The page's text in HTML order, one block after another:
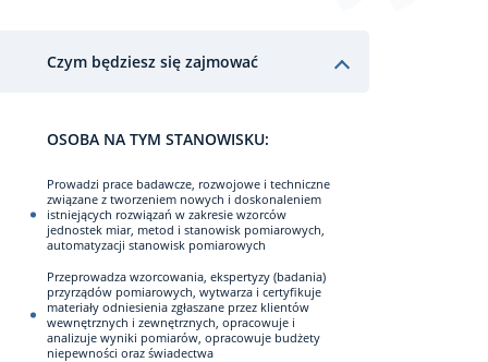
Czym będziesz się zajmować
OSOBA NA TYM STANOWISKU:
Prowadzi prace badawcze, rozwojowe i techniczne
związane z tworzeniem nowych i doskonaleniem
istniejących rozwiązań w zakresie wzorców
jednostek miar, metod i stanowisk pomiarowych,
automatyzacji stanowisk pomiarowych
Przeprowadza wzorcowania, ekspertyzy (badania)
przyrządów pomiarowych, wytwarza i certyfikuje
materiały odniesienia zgłaszane przez klientów
wewnętrznych i zewnętrznych, opracowuje i
analizuje wyniki pomiarów, opracowuje budżety
niepewności oraz świadectwa